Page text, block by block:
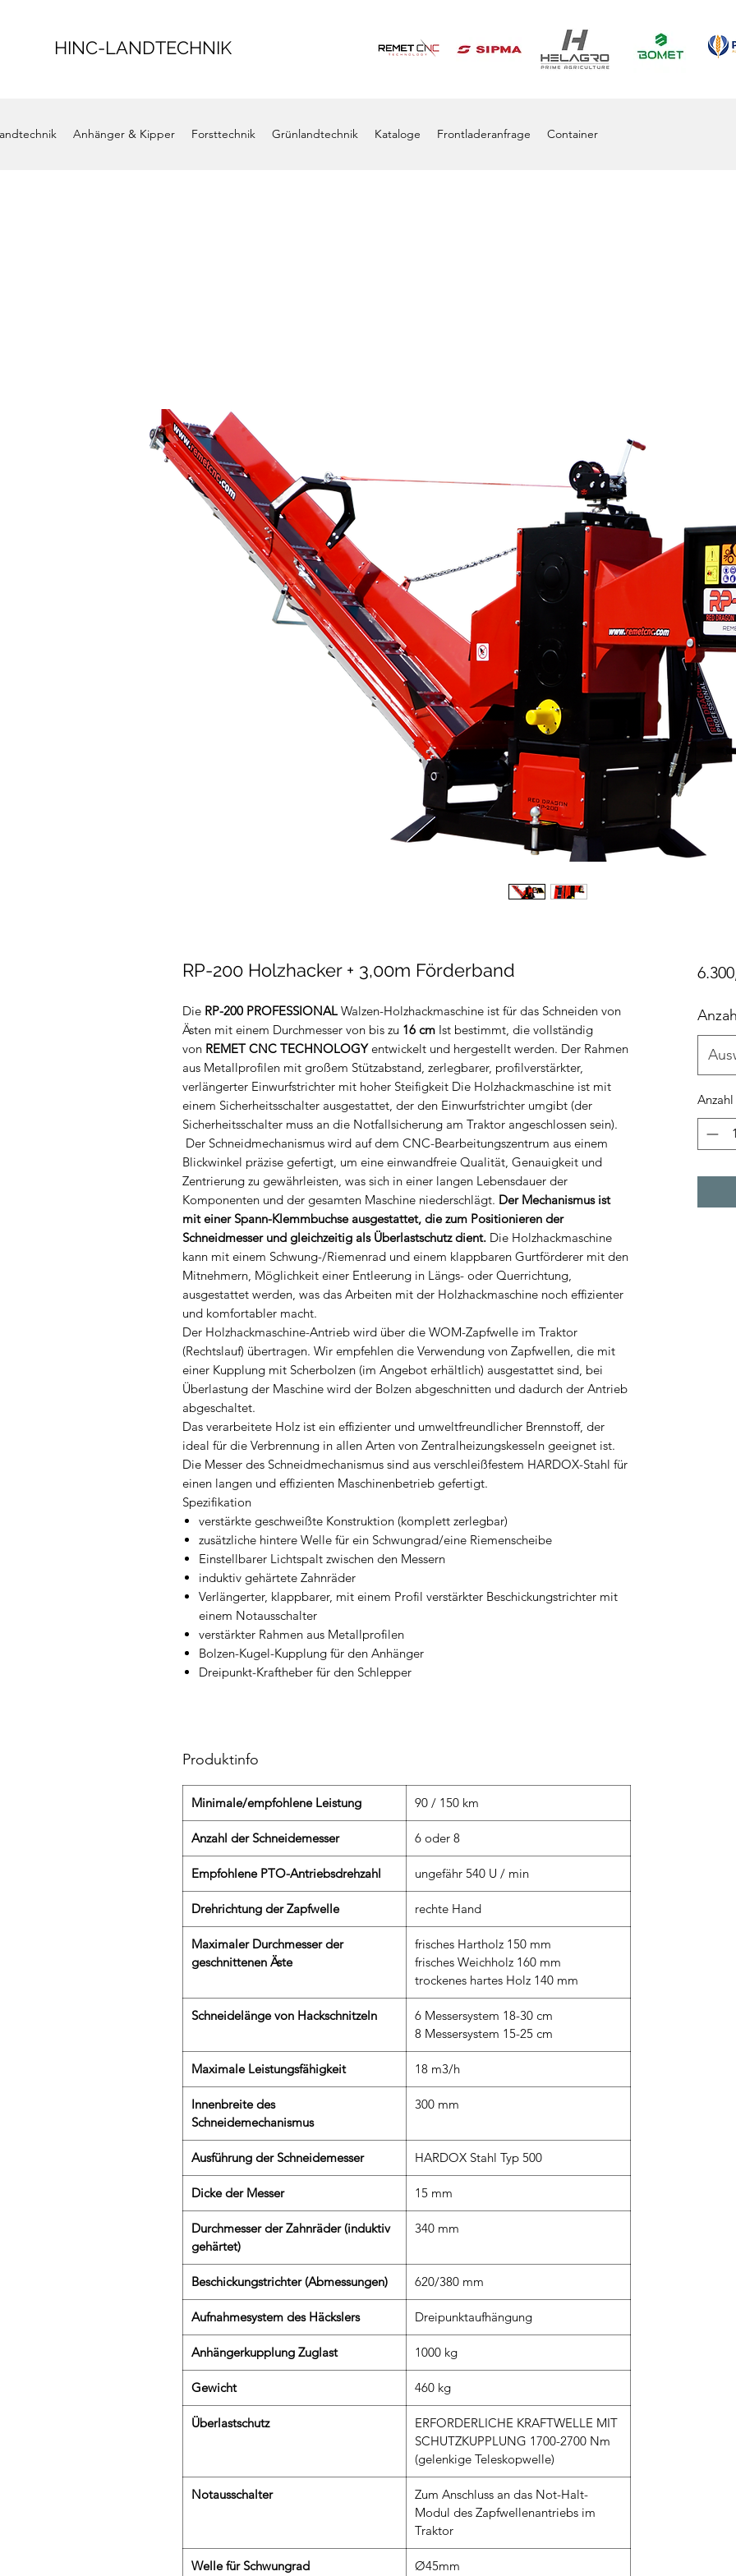
HINC-LANDTECHNIK
Anhänger & Kipper Forsttechnik Grünlandtechnik Kataloge Frontladeranfrage Container
RP-200 Holzhacker + 3,00m Förderband
Die RP-200 PROFESSIONAL Walzen-Holzhackmaschine ist für das Schneiden von
Ästen mit einem Durchmesser von bis zu 16 cm Ist bestimmt, die vollständig
von REMET CNC TECHNOLOGYentwickelt und hergestellt werden. Der Rahmen
aus Metallprofilen mit großem Stützabstand, zerlegbarer, profilverstärkter,
verlängerter Einwurfstrichter mit hoher Steifigkeit Die Holzhackmaschine ist mit
einem Sicherheitsschalter ausgestattet, der den Einwurfstrichter umgibt (der
Sicherheitsschalter muss an die Notfallsicherung am Traktor angeschlossen sein).
Der Schneidmechanismus wird auf dem CNC-Bearbeitungszentrum aus einem
Blickwinkel präzise gefertigt, um eine einwandfreie Qualität, Genauigkeit und
Zentrierung zu gewährleisten, was sich in einer langen Lebensdauer der
Komponenten und der gesamten Maschine niederschlägt. Der Mechanismus ist
mit einer Spann-Klemmbuchse ausgestattet, die zum Positionieren der
Schneidmesser und gleichzeitig als Überlastschutz dient. Die Holzhackmaschine
kann mit einem Schwung-/Riemenrad und einem klappbaren Gurtförderer mit den
Mitnehmern, Möglichkeit einer Entleerung in Längs- oder Querrichtung,
ausgestattet werden, was das Arbeiten mit der Holzhackmaschine noch effizienter
und komfortabler macht.
Der Holzhackmaschine-Antrieb wird über die WOM-Zapfwelle im Traktor
(Rechtslauf) übertragen. Wir empfehlen die Verwendung von Zapfwellen, die mit
einer Kupplung mit Scherbolzen (im Angebot erhältlich) ausgestattet sind, bei
Überlastung der Maschine wird der Bolzen abgeschnitten und dadurch der Antrieb
abgeschaltet.
Das verarbeitete Holz ist ein effizienter und umweltfreundlicher Brennstoff, der
ideal für die Verbrennung in allen Arten von Zentralheizungskesseln geeignet ist.
Die Messer des Schneidmechanismus sind aus verschleißfestem HARDOX-Stahl für
einen langen und effizienten Maschinenbetrieb gefertigt.
Spezifikation
verstärkte geschweißte Konstruktion (komplett zerlegbar)
zusätzliche hintere Welle für ein Schwungrad/eine Riemenscheibe
Einstellbarer Lichtspalt zwischen den Messern
induktiv gehärtete Zahnräder
Verlängerter, klappbarer, mit einem Profil verstärkter Beschickungstrichter mit
einem Notausschalter
verstärkter Rahmen aus Metallprofilen
Bolzen-Kugel-Kupplung für den Anhänger
Dreipunkt-Kraftheber für den Schlepper
Produktinfo
Minimale/empfohlene Leistung 90 / 150 km
Anzahl der Schneidemesser 6 oder 8
Empfohlene PTO-Antriebsdrehzahl ungefähr 540 U / min
Drehrichtung der Zapfwelle rechte Hand
Maximaler Durchmesser der
geschnittenen Äste
frisches Hartholz 150 mm
frisches Weichholz 160 mm
trockenes hartes Holz 140 mm
Schneidelänge von Hackschnitzeln
6 Messersystem 18-30 cm
8 Messersystem 15-25 cm
Maximale Leistungsfähigkeit 18 m3/h
Innenbreite des
Schneidemechanismus
300 mm
Ausführung der Schneidemesser HARDOX Stahl Typ 500
Dicke der Messer 15 mm
Durchmesser der Zahnräder (induktiv
gehärtet)
340 mm
Beschickungstrichter (Abmessungen) 620/380 mm
Aufnahmesystem des Häckslers Dreipunktaufhängung
Anhängerkupplung Zuglast 1000 kg
Gewicht 460 kg
Überlastschutz
ERFORDERLICHE KRAFTWELLE MIT
SCHUTZKUPPLUNG 1700-2700 Nm
(gelenkige Teleskopwelle)
Notausschalter
Zum Anschluss an das Not-Halt-
Modul des Zapfwellenantriebs im
Traktor
Welle für Schwungrad Ø45mm
Anzahl